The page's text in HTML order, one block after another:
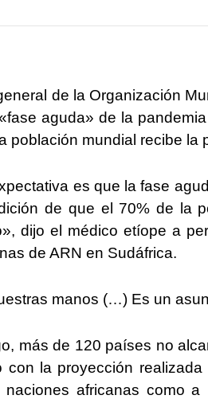
m o
k
n
er
y n
de la Organización
aguda» de la
población mundial recibe la
es que la fase
de que el 70% de la
dijo el médico etíope a
de ARN en Sudáfrica.
manos (…) Es un
más de 120 países no
con la proyección
africanas como